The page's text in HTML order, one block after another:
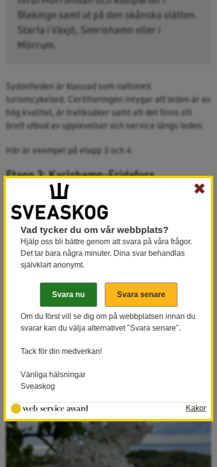
Blekinge samt ut på den skånska slätten.
Starta i Växjö, Simrishamn eller i
Mörrum.
Sydostleden är klassad som nationell
turismcykelled. Certifieringen intygar att leden är av
hög kvalitet, är trafiksäker samt att det finns ett
brett utbud av upplevelser och service längs leden.
Här är exempel på etapp 3 och 4:
Etapp 3: Karlshamn-Fridafors
Längd 31,2km, höjdmeter 120m+ Mörrum -
Karlshamn ca 10 km
Från skärgård till vildmark på bara några mil. Här
cyklar du längs ett av Sveriges mest artrika
vattendrag, Mörrumsån, som är välkänt för sitt
laxfiske. Mellan Hovmansbygd och Hemsjö cyklar du
genom Käringahejans naturreservat, en vildmark
med branta sluttningar ner mot Mörrumsån. Är du
intresserad av fiskeredskap får du inte missa ett av
landets finaste industrimuseer ABU-museet i
natursköna Svängsta. De exklusiva fiskerullarna
samhället.
✖
Vad tycker du om vår webbplats?
Hjälp oss bli bättre genom att svara på våra frågor.
Det tar bara några minuter. Dina svar behandlas
självklart anonymt.
Om du först vill se dig om på webbplatsen innan du
svarar kan du välja alternativet "Svara senare".
Tack för din medverkan!
Vänliga hälsningar
Sveaskog
Kakor